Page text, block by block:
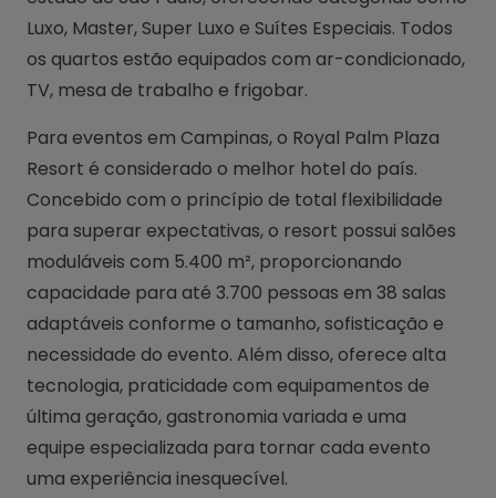
Luxo, Master, Super Luxo e Suítes Especiais. Todos
os quartos estão equipados com ar-condicionado,
TV, mesa de trabalho e frigobar.
Para eventos em Campinas, o Royal Palm Plaza
Resort é considerado o melhor hotel do país.
Concebido com o princípio de total flexibilidade
para superar expectativas, o resort possui salões
moduláveis com 5.400 m², proporcionando
capacidade para até 3.700 pessoas em 38 salas
adaptáveis conforme o tamanho, sofisticação e
necessidade do evento. Além disso, oferece alta
tecnologia, praticidade com equipamentos de
última geração, gastronomia variada e uma
equipe especializada para tornar cada evento
uma experiência inesquecível.